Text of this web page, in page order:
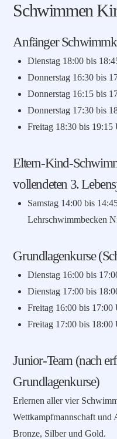
Schwimmen
Anfänger
Dienstag 18:00 bis
Donnerstag 16:30 bis
Donnerstag 16:15 bis
Donnerstag 17:30 bis
Freitag 18:30 bis 19:15
Eltern-Kind-
vollendeten 3.
Samstag 14:00 bis
Lehrschwimmbecken
Grundlagenkurse
Dienstag 16:00 bis
Dienstag 17:00 bis
Freitag 16:00 bis
Freitag 17:00 bis
Junior-Team (nach
Grundlagenkurse)
Erlernen aller vier
Wettkampfmannschaft und
Bronze, Silber und Gold.